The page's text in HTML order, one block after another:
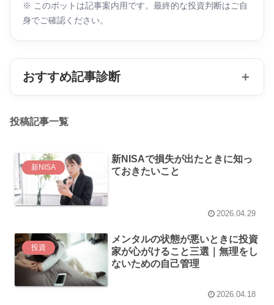
※ このボットは記事案内用です。最終的な投資判断はご自
身でご確認ください。
おすすめ記事診断 ＋
投稿記事一覧
新NISA
新NISAで損失が出たときに知っ
ておきたいこと
2026.04.29
投資
メンタルの状態が悪いときに投資
家が心がけること三選｜無理をし
ないための自己管理
2026.04.18